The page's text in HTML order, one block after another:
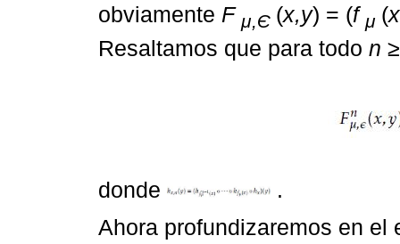
obviamente F μ,Є (x,y) = (f μ (x
Resaltamos que para todo n
donde
.
Ahora profundizaremos en